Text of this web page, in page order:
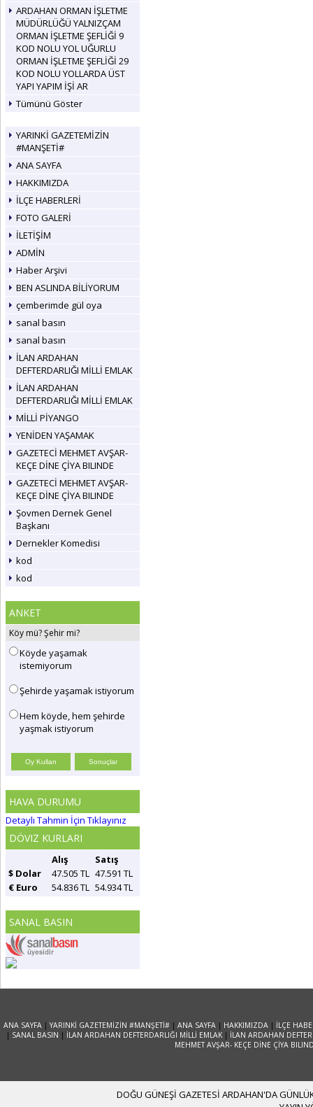
ARDAHAN ORMAN İŞLETME
MÜDÜRLÜĞÜ YALNIZÇAM
ORMAN İŞLETME ŞEFLİĞİ 9
KOD NOLU YOL UĞURLU
ORMAN İŞLETME ŞEFLİĞİ 29
KOD NOLU YOLLARDA ÜST
YAPI YAPIM İŞİ AR
Tümünü Göster
YARINKİ GAZETEMİZİN
#MANŞETİ#
ANA SAYFA
HAKKIMIZDA
İLÇE HABERLERİ
FOTO GALERİ
İLETİŞİM
ADMİN
Haber Arşivi
BEN ASLINDA BİLİYORUM
çemberimde gül oya
sanal basın
sanal basın
İLAN ARDAHAN
DEFTERDARLIĞI MİLLİ EMLAK
İLAN ARDAHAN
DEFTERDARLIĞI MİLLİ EMLAK
MİLLİ PİYANGO
YENİDEN YAŞAMAK
GAZETECİ MEHMET AVŞAR-
KEÇE DİNE ÇİYA BILINDE
GAZETECİ MEHMET AVŞAR-
KEÇE DİNE ÇİYA BILINDE
Şovmen Dernek Genel
Başkanı
Dernekler Komedisi
kod
kod
ANKET
Köy mü? Şehir mi?
Köyde yaşamak
istemiyorum
Şehirde yaşamak istiyorum
Hem köyde, hem şehirde
yaşmak istiyorum
HAVA DURUMU
Detaylı Tahmin İçin Tıklayınız
DÖVIZ KURLARI
Alış
Satış
$ Dolar
47.505 TL 47.591 TL
€ Euro
54.836 TL 54.934 TL
SANAL BASIN
ANA SAYFA |YARINKİ GAZETEMİZİN #MANŞETİ# |ANA SAYFA | HAKKIMIZDA | İLÇE
| SANAL BASIN | İLAN ARDAHAN DEFTERDARLIĞI MİLLİ EMLAK | İLAN ARDAHAN
MEHMET AVŞAR- KEÇE DİNE ÇİYA
DOĞU GÜNEŞİ GAZETESİ ARDAHAN'DA